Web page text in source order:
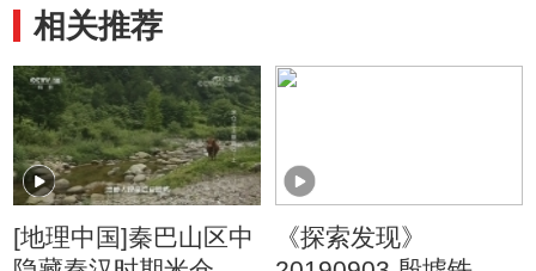
相关推荐
[地理中国]秦巴山区中
《探索发现》